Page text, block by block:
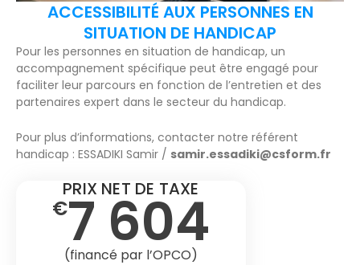
ACCESSIBILITÉ AUX PERSONNES EN
SITUATION DE HANDICAP
Pour les personnes en situation de handicap, un
accompagnement spécifique peut être engagé pour
faciliter leur parcours en fonction de l’entretien et des
partenaires expert dans le secteur du handicap.
Pour plus d’informations, contacter notre référent
handicap : ESSADIKI Samir / samir.essadiki@csform.fr
PRIX NET DE TAXE
€7 604
(financé par l’OPCO)